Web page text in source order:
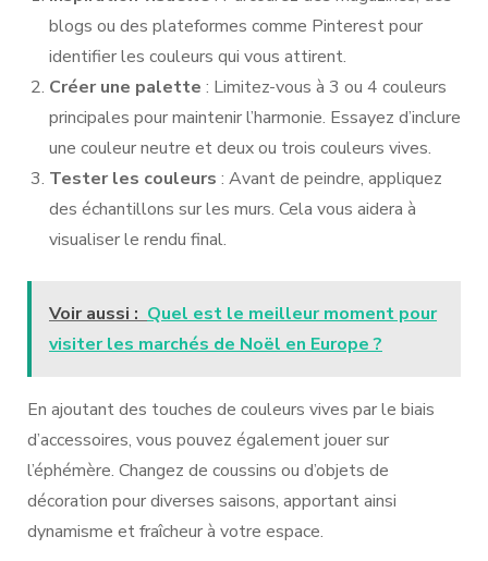
blogs ou des plateformes comme Pinterest pour
identifier les couleurs qui vous attirent.
Créer une palette : Limitez-vous à 3 ou 4 couleurs
principales pour maintenir l’harmonie. Essayez d’inclure
une couleur neutre et deux ou trois couleurs vives.
Tester les couleurs : Avant de peindre, appliquez
des échantillons sur les murs. Cela vous aidera à
visualiser le rendu final.
Voir aussi : Quel est le meilleur moment pour
visiter les marchés de Noël en Europe ?
En ajoutant des touches de couleurs vives par le biais
d’accessoires, vous pouvez également jouer sur
l’éphémère. Changez de coussins ou d’objets de
décoration pour diverses saisons, apportant ainsi
dynamisme et fraîcheur à votre espace.